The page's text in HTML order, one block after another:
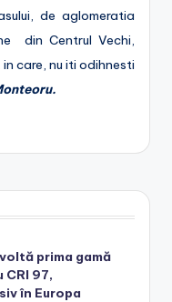
de aglomeratia
din Centrul Vechi,
care, nu iti odihnesti
prima gamă
97,
în Europa